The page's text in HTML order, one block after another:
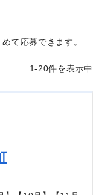
て応募できます。
1-20件を表示中